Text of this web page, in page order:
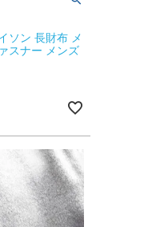
ソン 長財布 メ
スナー メンズ